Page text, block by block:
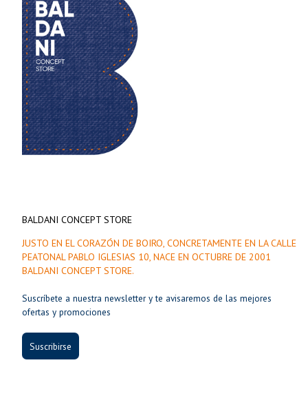
BALDANI CONCEPT STORE
JUSTO EN EL CORAZÓN DE BOIRO, CONCRETAMENTE EN LA CALLE
PEATONAL PABLO IGLESIAS 10, NACE EN OCTUBRE DE 2001
BALDANI CONCEPT STORE.
Suscríbete a nuestra newsletter y te avisaremos de las mejores
ofertas y promociones
Suscribirse